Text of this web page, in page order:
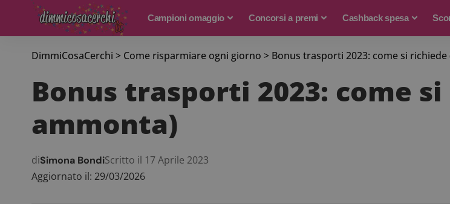
Campioni omaggio Concorsi a premi Cashback spesa
DimmiCosaCerchi > Come risparmiare ogni giorno > Bonus trasporti 2023: come si
Bonus trasporti 2023: come
ammonta)
Aggiornato il: 29/03/2026
diSimona BondiScritto il 17 Aprile 2023